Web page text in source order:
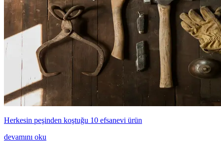
Herkesin peşinden koştuğu 10 efsanevi ürün
devamını oku